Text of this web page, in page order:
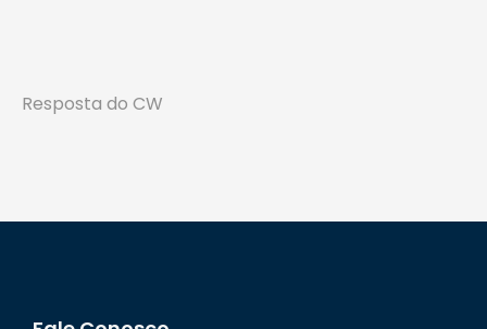
Resposta do CW